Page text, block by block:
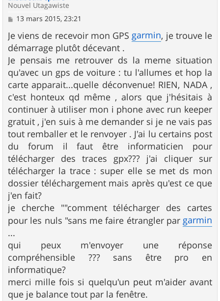
Nouvel Utagawiste
M
s
s
a
g
e
13 mars 2015, 23:21
Je viens de recevoir mon GPSgarmin, je trouve le
démarrage plutôt décevant .
Je pensais me retrouver ds la meme situation
qu'avec un gps de voiture : tu l'allumes et hop la
carte apparait...quelle déconvenue! RIEN, NADA ,
c'est honteux qd même , alors que j'hésitais à
continuer à utiliser mon i phone avec run keeper
gratuit , j'en suis à me demander si je ne vais pas
tout remballer et le renvoyer . J'ai lu certains post
du forum il faut être informaticien pour
télécharger des traces gpx??? j'ai cliquer sur
télécharger la trace : super elle se met ds mon
dossier téléchargement mais après qu'est ce que
j'en fait?
je cherche ""comment télécharger des cartes
pour les nuls "sans me faire étrangler par garmin
...
qui peux m'envoyer une réponse
compréhensible ??? sans être pro en
informatique?
merci mille fois si quelqu'un peut m'aider avant
que je balance tout par la fenêtre.